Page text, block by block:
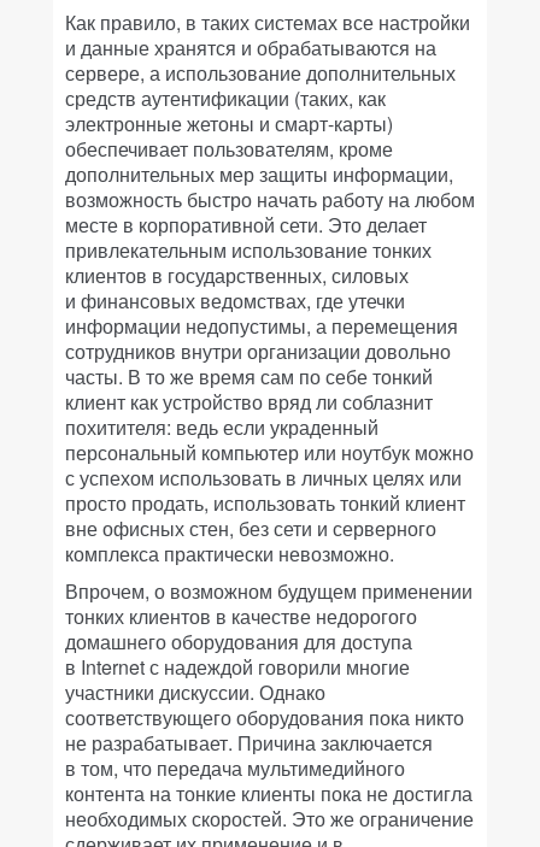
Как правило, в таких системах все настройки
и данные хранятся и обрабатываются на
сервере, а использование дополнительных
средств аутентификации (таких, как
электронные жетоны и смарт-карты)
обеспечивает пользователям, кроме
дополнительных мер защиты информации,
возможность быстро начать работу на любом
месте в корпоративной сети. Это делает
привлекательным использование тонких
клиентов в государственных, силовых
и финансовых ведомствах, где утечки
информации недопустимы, а перемещения
сотрудников внутри организации довольно
часты. В то же время сам по себе тонкий
клиент как устройство вряд ли соблазнит
похитителя: ведь если украденный
персональный компьютер или ноутбук можно
с успехом использовать в личных целях или
просто продать, использовать тонкий клиент
вне офисных стен, без сети и серверного
комплекса практически невозможно.
Впрочем, о возможном будущем применении
тонких клиентов в качестве недорогого
домашнего оборудования для доступа
в Internet с надеждой говорили многие
участники дискуссии. Однако
соответствующего оборудования пока никто
не разрабатывает. Причина заключается
в том, что передача мультимедийного
контента на тонкие клиенты пока не достигла
необходимых скоростей. Это же ограничение